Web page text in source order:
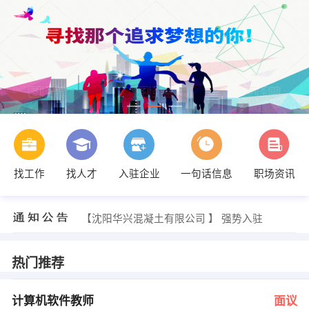
找工作 找人才 入驻企业 一句话信息
职场资讯
【沈阳华兴混凝土有限公司 】 强势入驻
张先生 发布 [锅炉操作工 ] 招聘信息
热门推荐
计算机软件教师 面议